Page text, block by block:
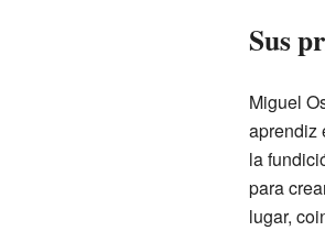
Sus
Miguel
aprendiz
la
para
lugar,